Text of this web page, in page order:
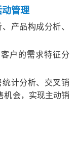
动管理
产品构成分析、
户的需求特征分
统计分析、交叉销
机会，实现主动销